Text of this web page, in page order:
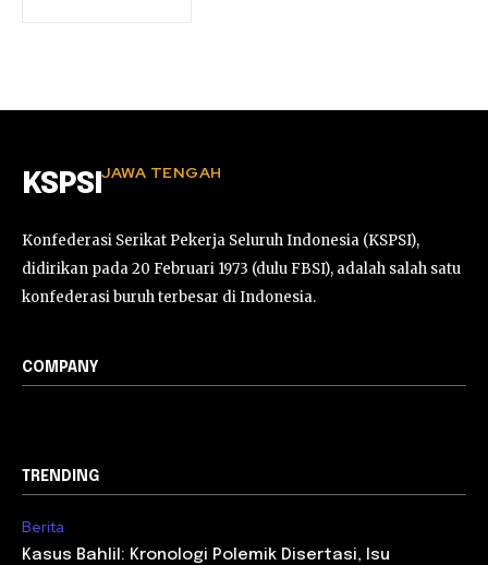
KSPSI JAWA TENGAH
Konfederasi Serikat Pekerja Seluruh Indonesia (KSPSI),
didirikan pada 20 Februari 1973 (dulu FBSI), adalah salah satu
konfederasi buruh terbesar di Indonesia.
COMPANY
TRENDING
Berita
Kasus Bahlil: Kronologi Polemik Disertasi, Isu